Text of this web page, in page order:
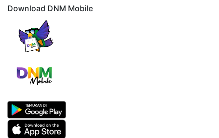
Download DNM Mobile